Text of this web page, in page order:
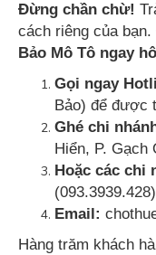
Đừng chần chừ!
cách riêng của bạn.
Bảo Mô Tô ngay
Gọi ngay
Bảo) để được
Ghé chi
Hiển, P. Gạch
Hoặc các chi
Email:
Hàng trăm khách